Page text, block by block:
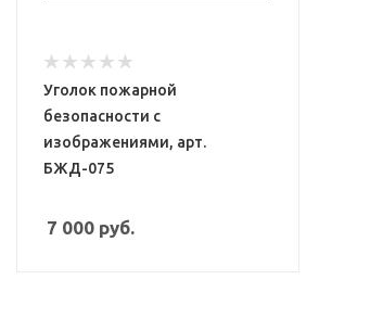
Уголок пожарной
безопасности с
изображениями, арт.
БЖД-075
7 000 руб.